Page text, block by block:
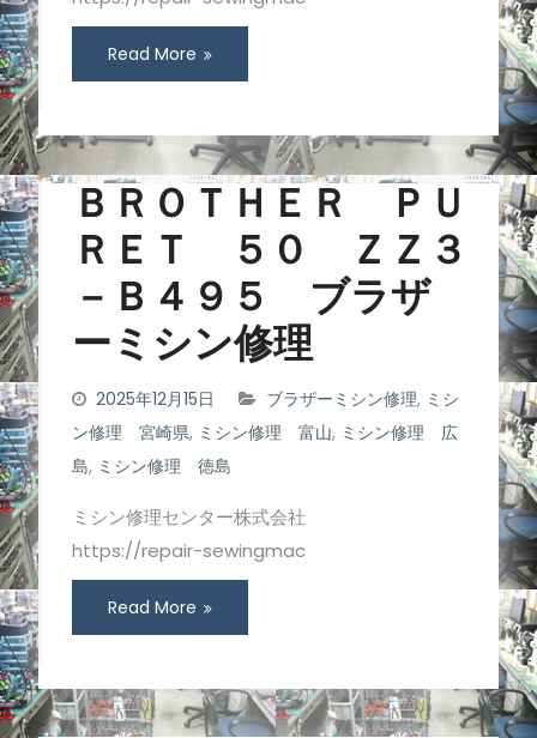
Read More
ＢＲＯＴＨＥＲ ＰＵ
ＲＥＴ ５０ ＺＺ３
－Ｂ４９５ ブラザ
ーミシン修理
2025年12月15日 ブラザーミシン修理, ミシ
ン修理 宮崎県, ミシン修理 富山, ミシン修理 広
島, ミシン修理 徳島
ミシン修理センター株式会社
https://repair-sewingmac
Read More